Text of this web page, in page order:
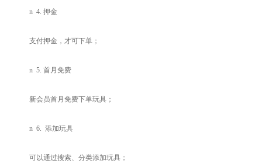
n 4.押金
支付押金，才可下单；
n 5.首月免费
新会员首月免费下单玩具；
n 6.添加玩具
可以通过搜索、分类添加玩具；